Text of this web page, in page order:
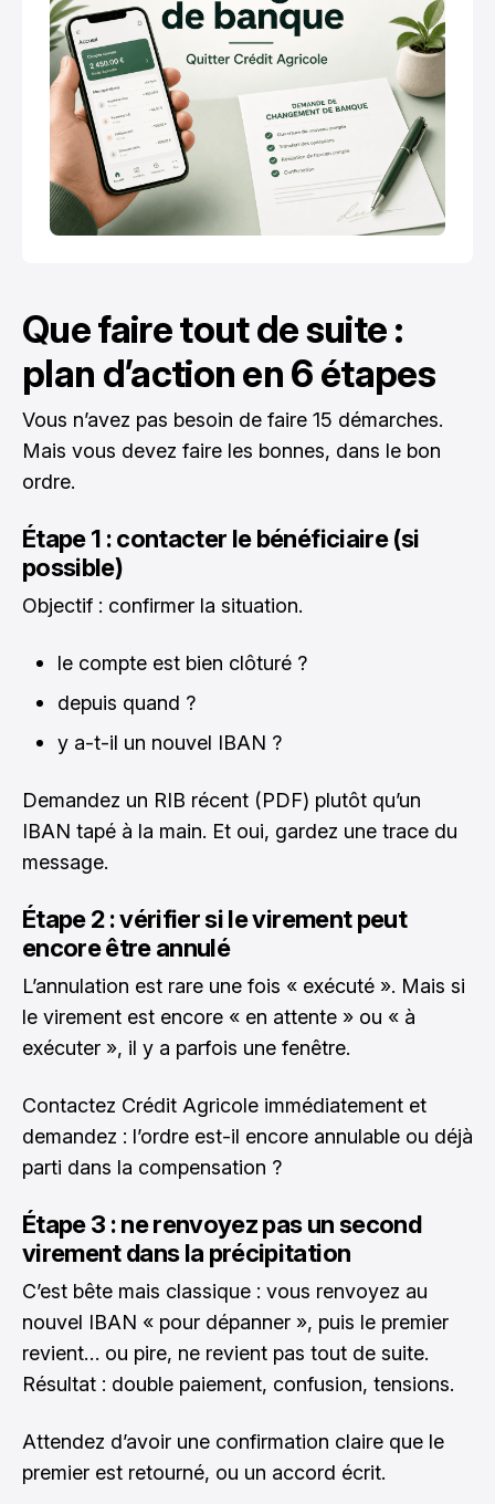
Que faire tout de suite :
plan d’action en 6 étapes
Vous n’avez pas besoin de faire 15 démarches.
Mais vous devez faire les bonnes, dans le bon
ordre.
Étape 1 : contacter le bénéficiaire (si
possible)
Objectif : confirmer la situation.
le compte est bien clôturé ?
depuis quand ?
y a-t-il un nouvel IBAN ?
Demandez un RIB récent (PDF) plutôt qu’un
IBAN tapé à la main. Et oui, gardez une trace du
message.
Étape 2 : vérifier si le virement peut
encore être annulé
L’annulation est rare une fois « exécuté ». Mais si
le virement est encore « en attente » ou « à
exécuter », il y a parfois une fenêtre.
Contactez Crédit Agricole immédiatement et
demandez : l’ordre est-il encore annulable ou déjà
parti dans la compensation ?
Étape 3 : ne renvoyez pas un second
virement dans la précipitation
C’est bête mais classique : vous renvoyez au
nouvel IBAN « pour dépanner », puis le premier
revient… ou pire, ne revient pas tout de suite.
Résultat : double paiement, confusion, tensions.
Attendez d’avoir une confirmation claire que le
premier est retourné, ou un accord écrit.